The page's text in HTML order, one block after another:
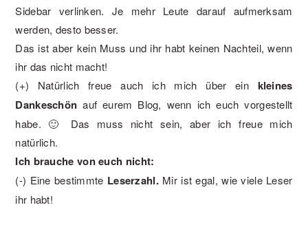
Sidebar verlinken. Je mehr Leute darauf aufmerksam
werden, desto besser.
Das ist aber kein Muss und ihr habt keinen Nachteil, wenn
ihr das nicht macht!
(+) Natürlich freue auch ich mich über ein kleines
Dankeschön auf eurem Blog, wenn ich euch vorgestellt
habe. 🙂 Das muss nicht sein, aber ich freue mich
natürlich.
Ich brauche von euch nicht:
(-) Eine bestimmte Leserzahl.Mir ist egal, wie viele Leser
ihr habt!